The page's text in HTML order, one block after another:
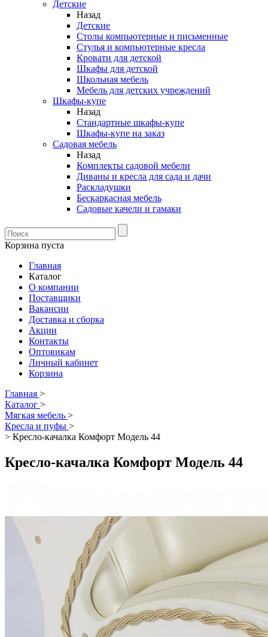
Детские
Назад
Детские
Столы компьютерные и письменные
Стулья и компьютерные кресла
Кровати для детской
Шкафы для детской
Школьная мебель
Мебель для детских учреждений
Шкафы-купе
Назад
Стандартные шкафы-купе
Шкафы-купе на заказ
Садовая мебель
Назад
Комплекты садовой мебели
Диваны и кресла для сада и дачи
Раскладушки
Бескаркасная мебель
Садовые качели и гамаки
Корзина пуста
Главная
Каталог
О компании
Поставщики
Вакансии
Доставка и сборка
Акции
Контакты
Оптовикам
Личный кабинет
Корзина
Главная >
Каталог >
Мягкая мебель >
Кресла и пуфы >
> Кресло-качалка Комфорт Модель 44
Кресло-качалка Комфорт Модель 44